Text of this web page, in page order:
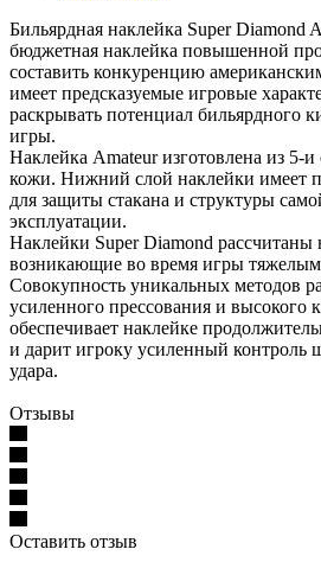
Бильярдная наклейка Super Diamond
бюджетная наклейка повышенной
составить конкуренцию
имеет предсказуемые игровые
раскрывать потенциал бильярдного
игры.
Наклейка Amateur изготовлена из 5-и
кожи. Нижний слой наклейки имеет
для защиты стакана и структуры
эксплуатации.
Наклейки Super Diamond рассчитаны
возникающие во время игры
Совокупность уникальных методов
усиленного прессования и высокого
обеспечивает наклейке
и дарит игроку усиленный контроль
удара.
Отзывы
Оставить отзыв